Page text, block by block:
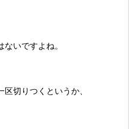
いですよね。
切りつくというか、